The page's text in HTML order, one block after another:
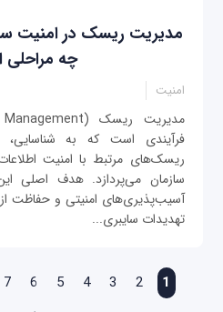
مدیریت ریسک در امنیت
چه
امنیت
فرآیندی است که به شناسایی،
ریسک‌های مرتبط با امنیت
سازمان می‌پردازد. هدف اصلی
آسیب‌پذیری‌های امنیتی و حفاظت از
تهدیدات سایبری...
صفحه‌ها
1
2
3
4
5
6
7